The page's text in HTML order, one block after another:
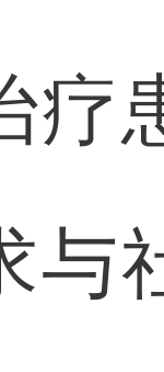
疗
与